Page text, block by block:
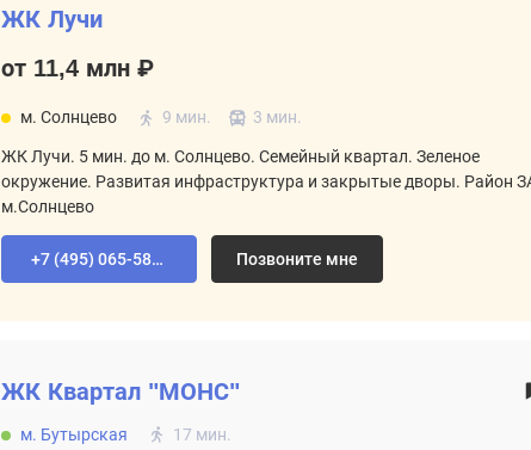
ЖК Лучи
от 11,4 млн ₽
м. Солнцево 9 мин. 3 мин.
ЖК Лучи. 5 мин. до м. Солнцево. Семейный квартал. Зеленое
окружение. Развитая инфраструктура и закрытые дворы. Район
м.Солнцево
+7 (495) 065-58-92 Позвоните мне
ЖК Квартал "МОНС"
м. Бутырская
17 мин.